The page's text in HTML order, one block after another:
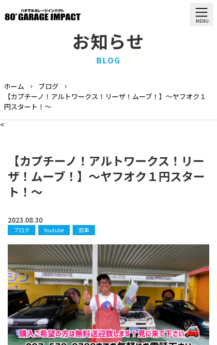
MENU
HOME
ホーム
STAFF
スタッフ
COMPANY
CONTACT
お問合わせ
お知らせ
BLOG
ホーム
ブログ
【カプチーノ！アルトワークス！リーザ！ムーブ！】〜ヤフオク１
円スタート！〜
<
【カプチーノ！アルトワークス！リー
ザ！ムーブ！】〜ヤフオク１円スター
ト！〜
2023.08.30
ブログ Youtube 旧車